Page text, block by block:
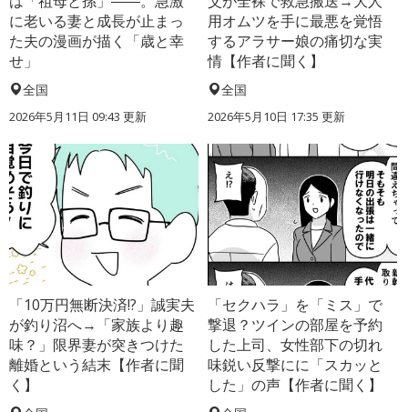
に老いる妻と成長が止まっ
た夫の漫画が描く「歳と幸
せ」
全国
2026年5月11日 09:43 更新
用オムツを手に最悪を覚悟
するアラサー娘の痛切な実
情【作者に聞く】
全国
2026年5月10日 17:35 更新
「10万円無断決済!?」誠実夫
が釣り沼へ→「家族より趣
味？」限界妻が突きつけた
離婚という結末【作者に聞
く】
「セクハラ」を「ミス」で
撃退？ツインの部屋を予約
した上司、女性部下の切れ
味鋭い反撃にに「スカッと
した」の声【作者に聞く】